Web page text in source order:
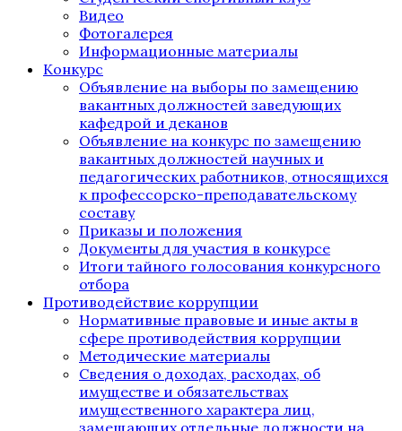
Видео
Фотогалерея
Информационные материалы
Конкурс
Объявление на выборы по замещению
вакантных должностей заведующих
кафедрой и деканов
Объявление на конкурс по замещению
вакантных должностей научных и
педагогических работников, относящихся
к профессорско-преподавательскому
составу
Приказы и положения
Документы для участия в конкурсе
Итоги тайного голосования конкурсного
отбора
Противодействие коррупции
Нормативные правовые и иные акты в
сфере противодействия коррупции
Методические материалы
Сведения о доходах, расходах, об
имуществе и обязательствах
имущественного характера лиц,
замещающих отдельные должности на